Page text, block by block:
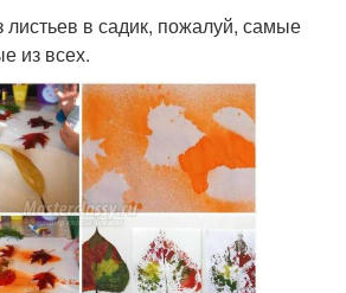
листьев в садик, пожалуй, самые
из всех.